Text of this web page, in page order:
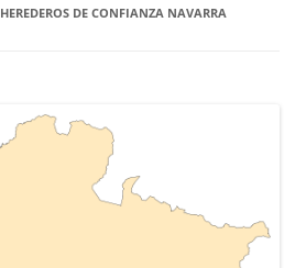
HEREDEROS DE CONFIANZA NAVARRA